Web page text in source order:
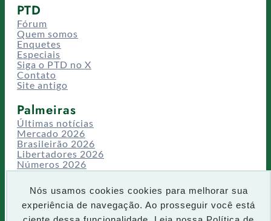
Nós usamos cookies cookies para melhorar sua
experiência de navegação. Ao prosseguir você está
PTD
Fórum
Quem somos
Enquetes
Especiais
Siga o PTD no X
Contato
Site antigo
Palmeiras
Últimas notícias
Mercado 2026
Brasileirão 2026
Libertadores 2026
Números 2026
Campeonatos
CT/Centro de Excelência